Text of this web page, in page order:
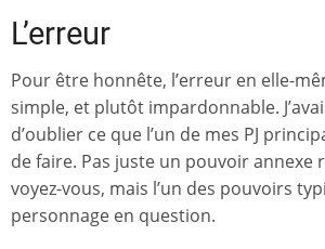
L’erreur
Pour être honnête, l’erreur en elle-
simple, et plutôt impardonnable.
d’oublier ce que l’un de mes PJ
de faire. Pas juste un pouvoir annexe
voyez-vous, mais l’un des pouvoirs
personnage en question.